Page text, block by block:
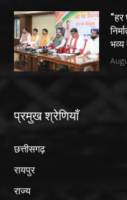
“हर
भव्य
प्रमुख श्रेणियाँ
छत्तीसगढ़
रायपुर
राज्य